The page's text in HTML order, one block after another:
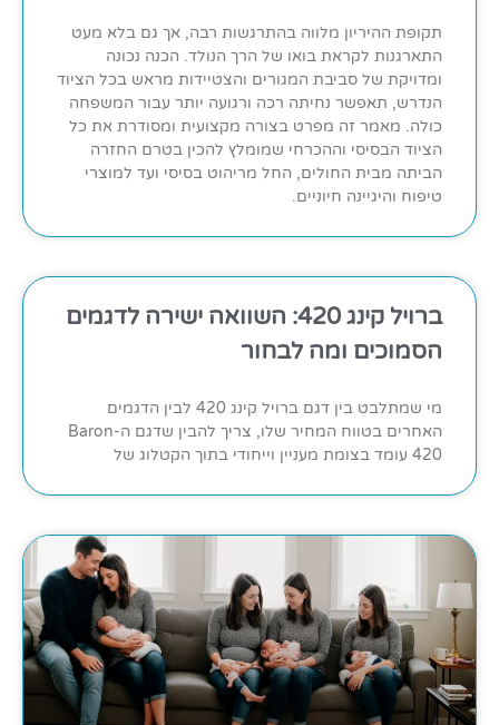
תקופת ההיריון מלווה בהתרגשות רבה, אך גם בלא מעט
התארגנות לקראת בואו של הרך הנולד. הכנה נכונה
ומדויקת של סביבת המגורים והצטיידות מראש בכל הציוד
הנדרש, תאפשר נחיתה רכה ורגועה יותר עבור המשפחה
כולה. מאמר זה מפרט בצורה מקצועית ומסודרת את כל
הציוד הבסיסי וההכרחי שמומלץ להכין בטרם החזרה
הביתה מבית החולים, החל מריהוט בסיסי ועד למוצרי
טיפוח והיגיינה חיוניים.
ברויל קינג 420: השוואה ישירה לדגמים
הסמוכים ומה לבחור
מי שמתלבט בין דגם ברויל קינג 420 לבין הדגמים
האחרים בטווח המחיר שלו, צריך להבין שדגם ה-Baron
420 עומד בצומת מעניין וייחודי בתוך הקטלוג של